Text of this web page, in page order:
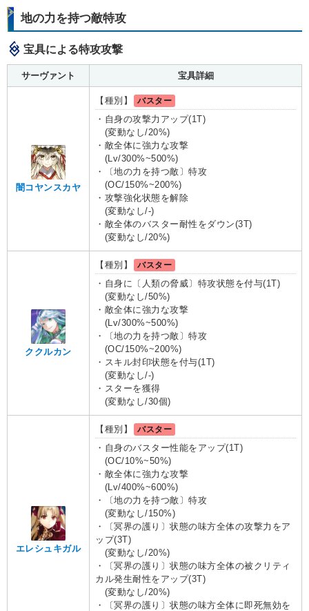
地の力を持つ敵特攻
宝具による特攻攻撃
サーヴァント 宝具詳細
闇コヤンスカヤ
【種別】
バスター
・自身の攻撃力アップ(1T)
(変動なし/20%)
・敵全体に強力な攻撃
(Lv/300%~500%)
・〔地の力を持つ敵〕特攻
(OC/150%~200%)
・攻撃強化状態を解除
(変動なし/-)
・敵全体のバスター耐性をダウン(3T)
(変動なし/20%)
ククルカン
【種別】
バスター
・自身に〔人類の脅威〕特攻状態を付与(1T)
(変動なし/50%)
・敵全体に強力な攻撃
(Lv/300%~500%)
・〔地の力を持つ敵〕特攻
(OC/150%~200%)
・スキル封印状態を付与(1T)
(変動なし/-)
・スターを獲得
(変動なし/30個)
エレシュキガル
【種別】
バスター
・自身のバスター性能をアップ(1T)
(OC/10%~50%)
・敵全体に強力な攻撃
(Lv/400%~600%)
・〔地の力を持つ敵〕特攻
(変動なし/150%)
・〔冥界の護り〕状態の味方全体の攻撃力をア
ップ(3T)
(変動なし/20%)
・〔冥界の護り〕状態の味方全体の被クリティ
カル発生耐性をアップ(3T)
(変動なし/20%)
・〔冥界の護り〕状態の味方全体に即死無効を